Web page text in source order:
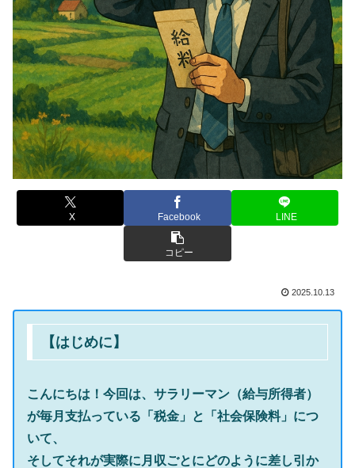
X Facebook LINE
コピー
2025.10.13
【はじめに】
こんにちは！今回は、サラリーマン（給与所得者）
が毎月支払っている「税金」と「社会保険料」につ
いて、
そしてそれが実際に月収ごとにどのように差し引か